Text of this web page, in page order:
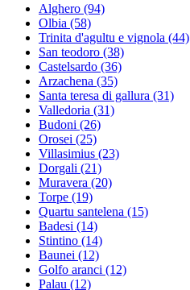
Alghero (94)
Olbia (58)
Trinita d'agultu e vignola (44)
San teodoro (38)
Castelsardo (36)
Arzachena (35)
Santa teresa di gallura (31)
Valledoria (31)
Budoni (26)
Orosei (25)
Villasimius (23)
Dorgali (21)
Muravera (20)
Torpe (19)
Quartu santelena (15)
Badesi (14)
Stintino (14)
Baunei (12)
Golfo aranci (12)
Palau (12)